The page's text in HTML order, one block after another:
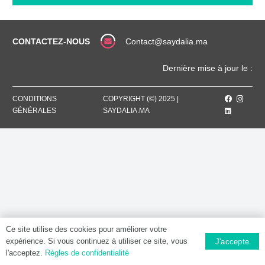
CONTACTEZ-NOUS Contact@saydalia.ma
Dernière mise à jour le :
CONDITIONS
GÉNÉRALES
COPYRIGHT (©) 2025 |
SAYDALIA.MA
Ce site utilise des cookies pour améliorer votre
expérience. Si vous continuez à utiliser ce site, vous
l'acceptez. Règles de confidentialité
J'accepte